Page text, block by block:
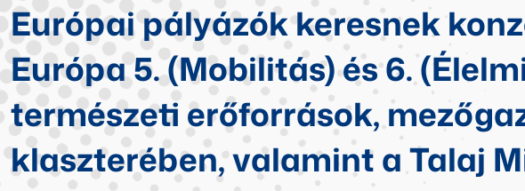
Európai pályázók keresnek
Európa 5. (Mobilitás) és 6.
természeti erőforrások,
klaszterében, valamint a Talaj